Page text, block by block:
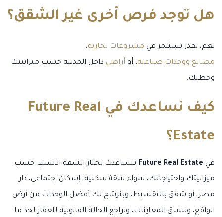
هل توجد فرص أخرى غير الشقق؟
نعم، تقدر تستثمر في مشروعات تجارية،
مصانع ووحدات صناعية، أو أراضي داخل المدينة حسب ميزانيتك
وخطتك.
كيف نساعدك في Future Real
Estate؟
في Future Real Estate بنساعدك تختار الشقة الأنسب حسب
ميزانيتك واحتياجاتك، سواء شقة سكنية، إسكان اجتماعي، دار
مصر، أو شقق بالتقسيط، وبنرشح لك أفضل الوحدات من أرض
الواقع، وننسق المعاينات، ونراجع الحالة القانونية للعقار لحد ما